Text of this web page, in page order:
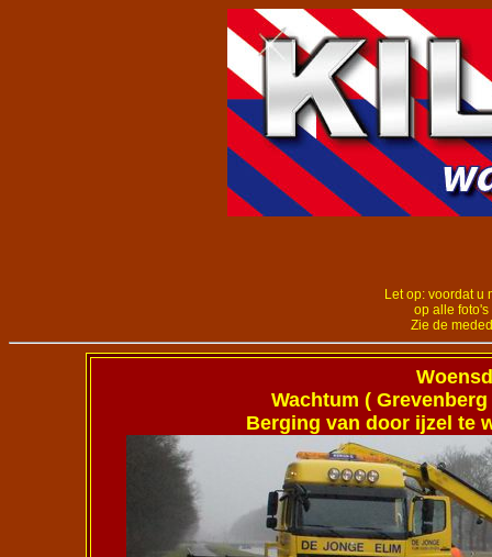
Let op: voordat u
op alle foto's
Zie de
Wachtum (
Berging van door ijzel te